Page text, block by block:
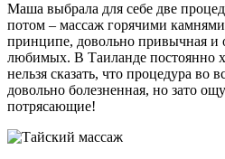
Маша выбрала для себе две
потом – массаж горячими
принципе, довольно привычная и
любимых. В Таиланде постоянно
нельзя сказать, что процедура во
довольно болезненная, но зато
потрясающие!